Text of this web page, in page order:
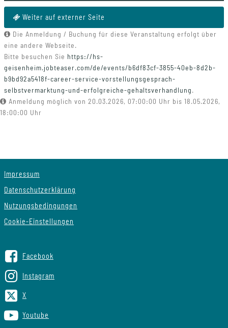
Weiter auf externer Seite
Die Anmeldung / Buchung für diese Veranstaltung erfolgt über
eine andere Webseite.
Bitte besuchen Sie https://hs-
geisenheim.jobteaser.com/de/events/b6df83cf-3855-40eb-8d2b-
b9bd92a5418f-career-service-vorstellungsgesprach-
selbstvermarktung-und-erfolgreiche-gehaltsverhandlung.
Anmeldung möglich von 20.03.2026, 07:00:00 Uhr bis 18.05.2026,
18:00:00 Uhr
Impressum
Datenschutzerklärung
Nutzungsbedingungen
Cookie-Einstellungen
Facebook
Instagram
X
Youtube